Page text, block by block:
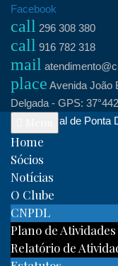
Skip
content
Facebook
call 296 308 380
call 916 782 318
mail
place Avenida João
Delgada - GPS:
Clube Naval de Ponta
Home
Sócios
Notícias
O Clube
CNPDL
Plano de Atividades
Relatório de